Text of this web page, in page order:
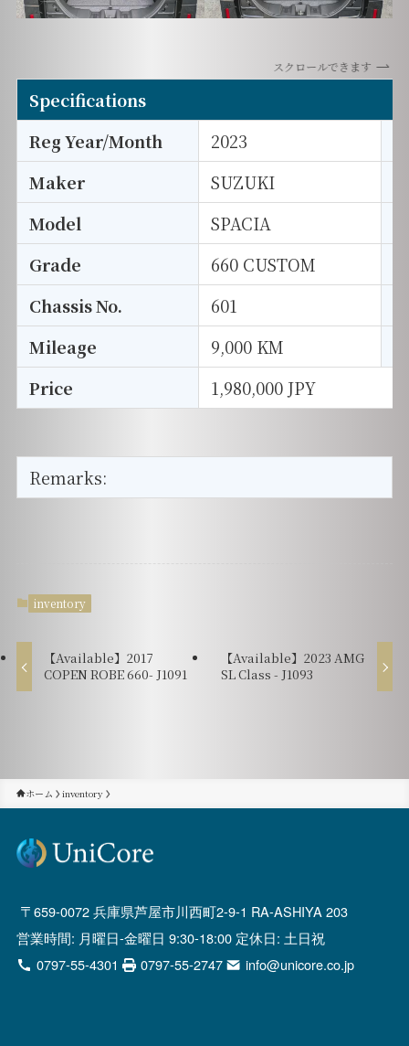
スクロールできます
Specifications
Reg Year/Month
2023
Maker
SUZUKI
Model
SPACIA
Grade
660 CUSTOM
Chassis No.
601
Mileage
9,000 KM
Price
1,980,000 JPY
Remarks:
inventory
【Available】2017
COPEN ROBE 660- J1091
【Available】2023 AMG
SL Class - J1093
ホーム inventory
659-0072 兵庫県芦屋市川西町2-9-1 RA-ASHIYA 203
営業時間: 月曜日-金曜日 9:30-18:00 定休日: 土日祝
0797-55-4301
0797-55-2747 info@unicore.co.jp